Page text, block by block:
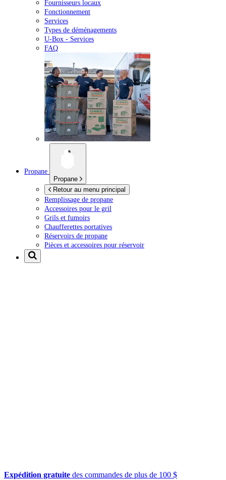
Fournisseurs locaux
Fonctionnement
Services
Types de déménagements
U-Box - Services
FAQ
Propane
Propane
Retour au menu principal
Remplissage de propane
Accessoires pour le gril
Grils et fumoirs
Chaufferettes portatives
Réservoirs de propane
Pièces et accessoires pour réservoir
Expédition gratuite des commandes de plus de 100 $